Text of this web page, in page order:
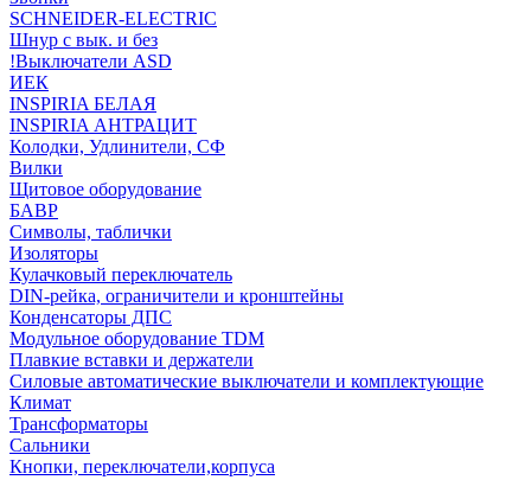
SCHNEIDER-ELECTRIC
Шнур с вык. и без
!Выключатели ASD
ИЕК
INSPIRIA БЕЛАЯ
INSPIRIA АНТРАЦИТ
Колодки, Удлинители, СФ
Вилки
Щитовое оборудование
БАВР
Символы, таблички
Изоляторы
Кулачковый переключатель
DIN-рейка, ограничители и кронштейны
Конденсаторы ДПС
Модульное оборудование TDM
Плавкие вставки и держатели
Силовые автоматические выключатели и комплектующие
Климат
Трансформаторы
Сальники
Кнопки, переключатели,корпуса